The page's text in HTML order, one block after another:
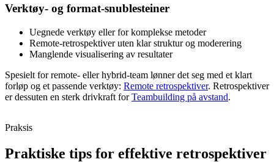
Verktøy- og format-snublesteiner
Uegnede verktøy eller for komplekse metoder
Remote-retrospektiver uten klar struktur og moderering
Manglende visualisering av resultater
Spesielt for remote- eller hybrid-team lønner det seg med et klart
forløp og et passende verktøy: Remote retrospektiver. Retrospektiver
er dessuten en sterk drivkraft forTeambuilding på avstand.
Praksis
Praktiske tips for effektive retrospektiver